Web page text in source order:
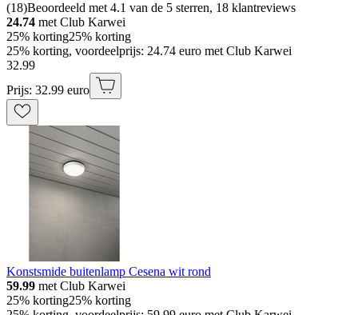
(18)Beoordeeld met 4.1 van de 5 sterren, 18 klantreviews
24.74 met Club Karwei
25% korting25% korting
25% korting, voordeelprijs: 24.74 euro met Club Karwei
32.99
Prijs: 32.99 euro
Konstsmide buitenlamp Cesena wit rond
59.99 met Club Karwei
25% korting25% korting